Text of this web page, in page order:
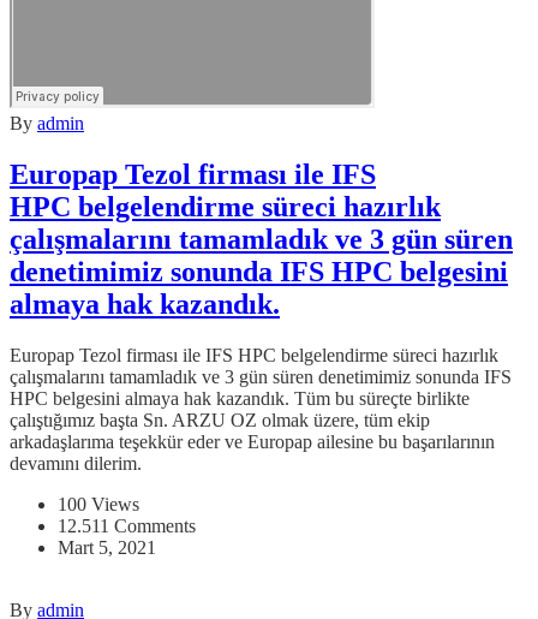
By admin
Europap Tezol firması ile IFS
HPC belgelendirme süreci hazırlık
çalışmalarını tamamladık ve 3 gün süren
denetimimiz sonunda IFS HPC belgesini
almaya hak kazandık.
Europap Tezol firması ile IFS HPC belgelendirme süreci hazırlık
çalışmalarını tamamladık ve 3 gün süren denetimimiz sonunda IFS
HPC belgesini almaya hak kazandık. Tüm bu süreçte birlikte
çalıştığımız başta Sn. ARZU OZ olmak üzere, tüm ekip
arkadaşlarıma teşekkür eder ve Europap ailesine bu başarılarının
devamını dilerim.
100 Views
12.511 Comments
Mart 5, 2021
By admin